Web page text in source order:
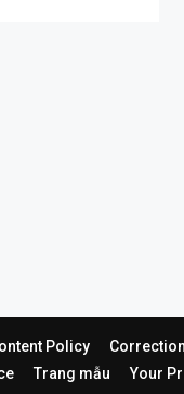
Policy
Trang mẫu Your